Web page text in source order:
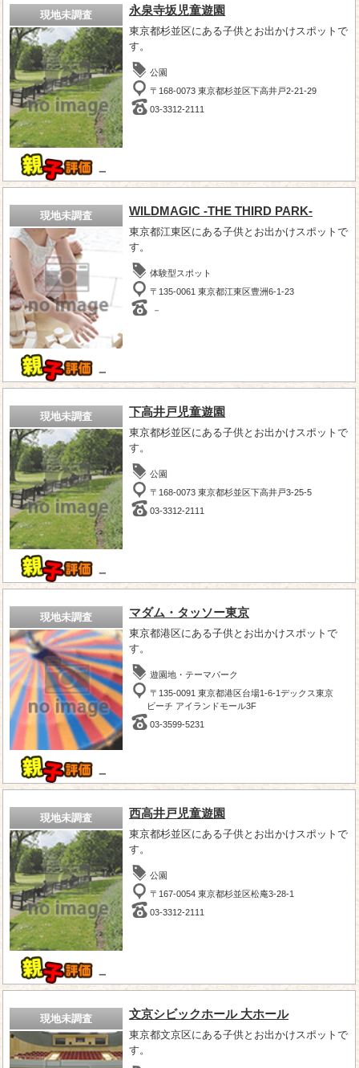
現地未調査
－
永泉寺坂児童遊園
東京都杉並区にある子供とお出かけスポットで
す。
公園
〒168-0073 東京都杉並区下高井戸2-21-29
03-3312-2111
現地未調査
－
WILDMAGIC -THE THIRD PARK-
東京都江東区にある子供とお出かけスポットで
す。
体験型スポット
〒135-0061 東京都江東区豊洲6-1-23
－
現地未調査
－
下高井戸児童遊園
東京都杉並区にある子供とお出かけスポットで
す。
公園
〒168-0073 東京都杉並区下高井戸3-25-5
03-3312-2111
現地未調査
－
マダム・タッソー東京
東京都港区にある子供とお出かけスポットで
す。
遊園地・テーマパーク
〒135-0091 東京都港区台場1-6-1デックス東京
ビーチ アイランドモール3F
03-3599-5231
現地未調査
－
西高井戸児童遊園
東京都杉並区にある子供とお出かけスポットで
す。
公園
〒167-0054 東京都杉並区松庵3-28-1
03-3312-2111
現地未調査 文京シビックホール 大ホール
東京都文京区にある子供とお出かけスポットで
す。